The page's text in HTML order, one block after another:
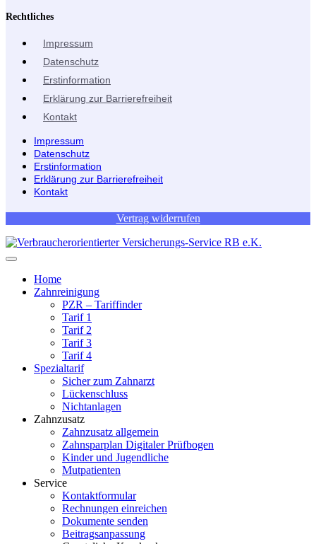
Rechtliches
Impressum
Datenschutz
Erstinformation
Erklärung zur Barrierefreiheit
Kontakt
Impressum
Datenschutz
Erstinformation
Erklärung zur Barrierefreiheit
Kontakt
Vertrag widerrufen
Home
Zahnreinigung
PZR – Tariffinder
Tarif 1
Tarif 2
Tarif 3
Tarif 4
Spezialtarif
Sicher zum Zahnarzt
Lückenschluss
Nichtanlagen
Zahnzusatz
Zahnzusatz allgemein
Zahnsparplan Digitaler Prüfbogen
Kinder und Jugendliche
Mutpatienten
Service
Kontaktformular
Rechnungen einreichen
Dokumente senden
Beitragsanpassung